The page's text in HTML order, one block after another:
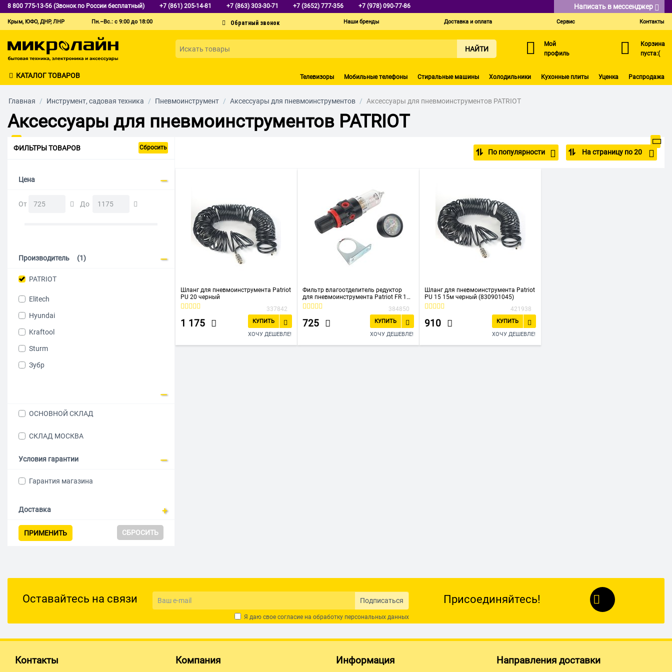
8 800 775-13-56 (Звонок по России бесплатный) +7 (861) 205-14-81 +7 (863) 303-30-71 +7 (3652) 777-356 +7 (978) 090-77-86 Написать в мессенджер
Крым, ЮФО, ДНР, ЛНР Пн.–Вс.: с 9:00 до 18:00 Наши бренды Доставка и оплата Сервис Контакты
НАЙТИ
Мой
профиль
Корзина
пуста:(
КАТАЛОГ ТОВАРОВ Телевизоры Мобильные телефоны Стиральные машины Холодильники Кухонные плиты Уценка Распродажа
Главная / Инструмент, садовая техника / Пневмоинструмент / Аксессуары для пневмоинструментов / Аксессуары для пневмоинструментов PATRIOT
Аксессуары для пневмоинструментов PATRIOT
ФИЛЬТРЫ ТОВАРОВ Сбросить
Цена
От До
Производитель (1)
PATRIOT
Elitech
Hyundai
Kraftool
Sturm
Зубр
ОСНОВНОЙ СКЛАД
СКЛАД МОСКВА
Условия гарантии
Гарантия магазина
Доставка
ПРИМЕНИТЬ СБРОСИТЬ
По популярности На страницу по 20
Шланг для пневмоинструмента Patriot
PU 20 черный
337842
1 175
КУПИТЬ
ХОЧУ ДЕШЕВЛЕ!
Фильтр влагоотделитель редуктор
для пневмоинструмента Patriot FR 180
700л/мин
384850
725
КУПИТЬ
ХОЧУ ДЕШЕВЛЕ!
Шланг для пневмоинструмента Patriot
PU 15 15м черный (830901045)
421938
910
КУПИТЬ
ХОЧУ ДЕШЕВЛЕ!
Оставайтесь на связи Подписаться
Я даю свое согласие на обработку персональных данных
Присоединяйтесь!
Контакты Компания Информация Направления доставки